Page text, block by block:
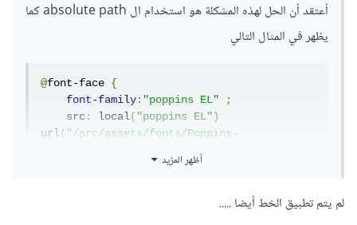
أعتقد أن الحل لهذه المشكلة هو استخدام ال absolute path كما
يظهر في المثال التالي
@font-face {
font-family:"poppins EL"
;
src: local("poppins EL")
url("/src/assets/fonts/Poppins-
"ttf"
أظهر المزيد
لم يتم تطبيق الخط أيضا .....